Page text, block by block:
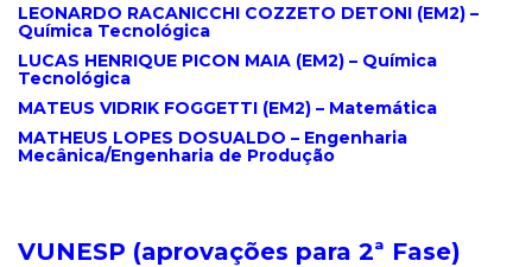
LEONARDO RACANICCHI COZZETO DETONI (EM2) –
Química Tecnológica
LUCAS HENRIQUE PICON MAIA (EM2) – Química
Tecnológica
MATEUS VIDRIK FOGGETTI (EM2) – Matemática
MATHEUS LOPES DOSUALDO – Engenharia
Mecânica/Engenharia de Produção
VUNESP (aprovações para 2ª Fase)